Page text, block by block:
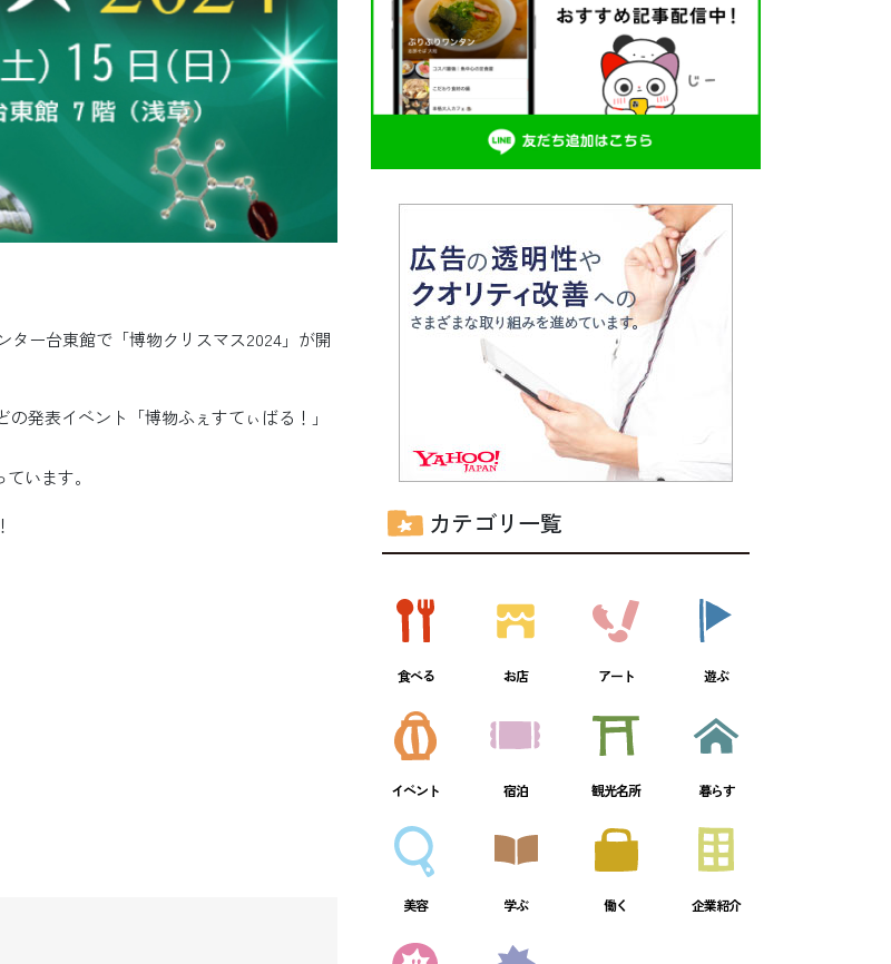
ター台東館で「博物クリスマス2024」が開
発表イベント「博物ふぇすてぃばる！」
います。
カテゴリ一覧
食べる お店 アート 遊ぶ
イベント 宿泊 観光名所 暮らす
美容 学ぶ 働く 企業紹介